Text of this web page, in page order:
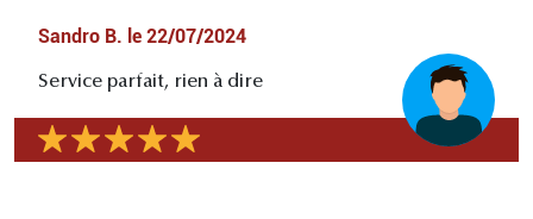
Sandro B. le 22/07/2024
Service parfait, rien à dire